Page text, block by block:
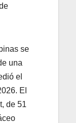
se
una
el
El
de 51